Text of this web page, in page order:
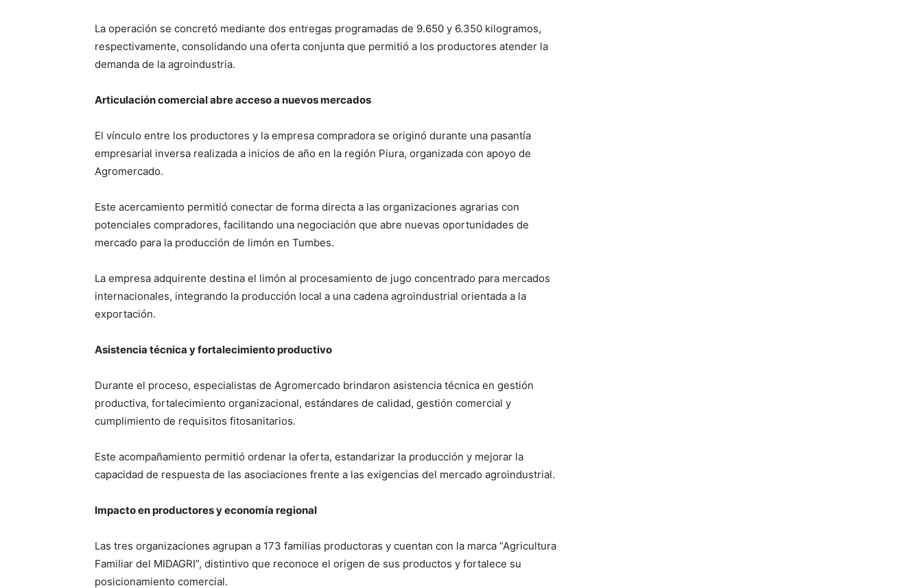
La operación se concretó mediante dos entregas programadas de 9.650 y 6.350 kilogramos,
respectivamente, consolidando una oferta conjunta que permitió a los productores atender la
demanda de la agroindustria.
Articulación comercial abre acceso a nuevos mercados
El vínculo entre los productores y la empresa compradora se originó durante una pasantía
empresarial inversa realizada a inicios de año en la región Piura, organizada con apoyo de
Agromercado.
Este acercamiento permitió conectar de forma directa a las organizaciones agrarias con
potenciales compradores, facilitando una negociación que abre nuevas oportunidades de
mercado para la producción de limón en Tumbes.
La empresa adquirente destina el limón al procesamiento de jugo concentrado para mercados
internacionales, integrando la producción local a una cadena agroindustrial orientada a la
exportación.
Asistencia técnica y fortalecimiento productivo
Durante el proceso, especialistas de Agromercado brindaron asistencia técnica en gestión
productiva, fortalecimiento organizacional, estándares de calidad, gestión comercial y
cumplimiento de requisitos fitosanitarios.
Este acompañamiento permitió ordenar la oferta, estandarizar la producción y mejorar la
capacidad de respuesta de las asociaciones frente a las exigencias del mercado agroindustrial.
Impacto en productores y economía regional
Las tres organizaciones agrupan a 173 familias productoras y cuentan con la marca “Agricultura
Familiar del MIDAGRI”, distintivo que reconoce el origen de sus productos y fortalece su
posicionamiento comercial.